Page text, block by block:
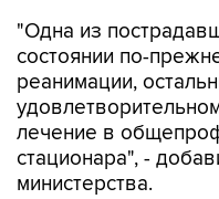
"Одна из
состоянии по-
реанимации,
лечение в
стационара", -
министерства.